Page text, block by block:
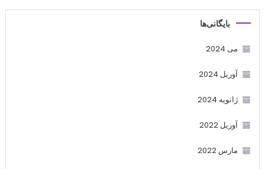
بایگانی‌ها
می 2024
آوریل 2024
ژانویه 2024
آوریل 2022
مارس 2022